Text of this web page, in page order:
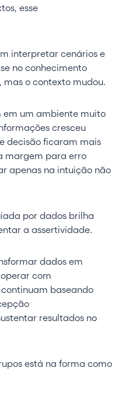
esse
interpretar cenários e
no conhecimento
mas o contexto mudou.
em um ambiente muito
cresceu
decisão ficaram mais
margem para erro
apenas na intuição não
por dados brilha
a assertividade.
dados em
com
baseando
resultados no
está na forma como